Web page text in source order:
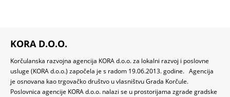
KORA D.O.O.
Korčulanska razvojna agencija KORA d.o.o. za lokalni razvoj i poslovne
usluge (KORA d.o.o.) započela je s radom 19.06.2013. godine. Agencija
je osnovana kao trgovačko društvo u vlasništvu Grada Korčule.
Poslovnica agencije KORA d.o.o. nalazi se u prostorijama zgrade gradske